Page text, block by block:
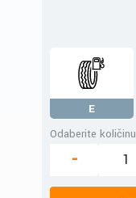
E
Odaberite količinu
-